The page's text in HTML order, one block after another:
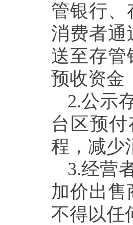
管银行、
消费者通
送至存管
预收资金
2.公示
台 区预
程，减少
3.经营
加价出
不得以任